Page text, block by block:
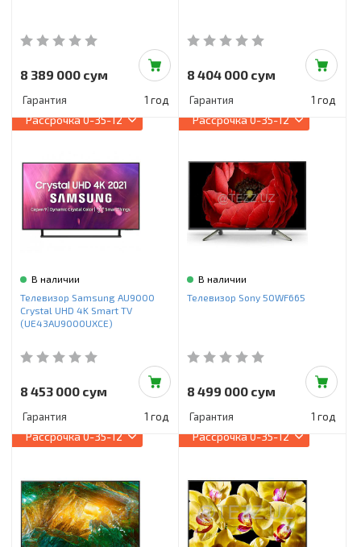
8 389 000 сум
Гарантия 1 год
8 404 000 сум
Гарантия 1 год
Рассрочка0-35-12
В наличии
Телевизор Samsung AU9000
Crystal UHD 4K Smart TV
(UE43AU9000UXCE)
8 453 000 сум
Гарантия 1 год
Рассрочка0-35-12
В наличии
Телевизор Sony 50WF665
8 499 000 сум
Гарантия 1 год
Рассрочка0-35-12 Рассрочка0-35-12